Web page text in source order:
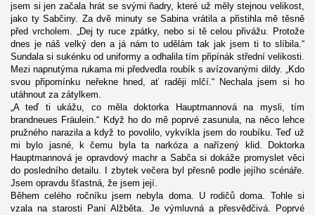
jsem si jen začala hrát se svými ňadry, které už měly stejnou velikost,
jako ty Sabčiny. Za dvě minuty se Sabina vrátila a přistihla mě těsně
před vrcholem. „Dej ty ruce zpátky, nebo si tě celou přivážu. Protože
dnes je náš velký den a já nám to udělám tak jak jsem ti to slíbila.“
Sundala si sukénku od uniformy a odhalila tím připínák střední velikosti.
Mezi napnutýma rukama mi předvedla roubík s avízovanými dildy. „Kdo
svou připomínku neřekne hned, ať raději mlčí.“ Nechala jsem si ho
utáhnout za zátylkem.
„A teď ti ukážu, co měla doktorka Hauptmannová na mysli, tím
brandneues Fräulein.“ Když ho do mě poprvé zasunula, na něco lehce
pružného narazila a když to povolilo, vykvíkla jsem do roubíku. Teď už
mi bylo jasné, k čemu byla ta narkóza a nařízený klid. Doktorka
Hauptmannová je opravdový machr a Sabča si dokáže promyslet věci
do posledního detailu. I zbytek večera byl přesně podle jejího scénáře.
Jsem opravdu šťastná, že jsem její.
Během celého ročníku jsem nebyla doma. U rodičů doma. Tohle si
vzala na starosti Paní Alžběta. Je výmluvná a přesvědčivá. Poprvé